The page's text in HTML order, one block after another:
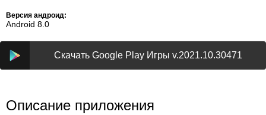
Версия андроид:
Android 8.0
Скачать Google Play Игры v.2021.10.30471
Описание приложения